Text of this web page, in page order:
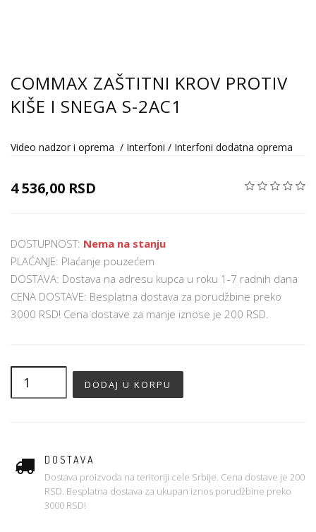
COMMAX ZAŠTITNI KROV PROTIV
KIŠE I SNEGA S-2AC1
Video nadzor i oprema / Interfoni / Interfoni dodatna oprema
4 536,00 RSD
DOSTUPNOST: Nema na stanju
PLAĆANJE: Plaćanje pouzećem
DOSTAVA: Dostava na adresu kupca u roku 1-7 radnih dana
CENA DOSTAVE: Besplatna dostava za porudžbine preko
3000 RSD! Cena dostave za manje iznose je 200 RSD.
DOSTAVA
Dostava proizvoda na teritoriji cele Srbije. Cena dostave je 200
RSD. Besplatna dostava za ukupan iznos porudžbine preko
3000 RSD!